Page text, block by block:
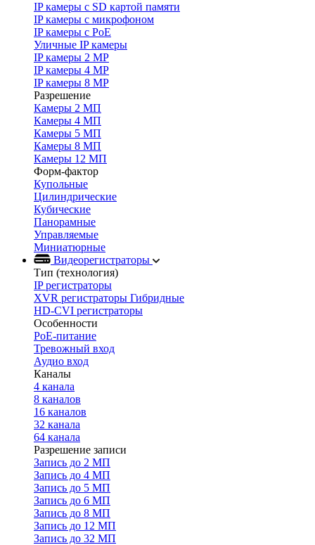
IP камеры с SD картой памяти
IP камеры с микрофоном
IP камеры с PoE
Уличные IP камеры
IP камеры 2 MP
IP камеры 4 MP
IP камеры 8 MP
Разрешение
Камеры 2 МП
Камеры 4 МП
Камеры 5 МП
Камеры 8 МП
Камеры 12 МП
Форм-фактор
Купольные
Цилиндрические
Кубические
Панорамные
Управляемые
Миниатюрные
Видеорегистраторы
Тип (технология)
IP регистраторы
XVR регистраторы Гибридные
HD-CVI регистраторы
Особенности
PoE-питание
Тревожный вход
Аудио вход
Каналы
4 канала
8 каналов
16 каналов
32 канала
64 канала
Разрешение записи
Запись до 2 МП
Запись до 4 МП
Запись до 5 МП
Запись до 6 МП
Запись до 8 МП
Запись до 12 МП
Запись до 32 МП